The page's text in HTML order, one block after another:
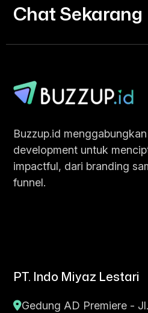
Chat Sekarang
Chat Sekarang
Buzzup.id
development untuk
impactful, dari branding
funnel.
PT. Indo Miyaz Lestari
Gedung AD Premiere -